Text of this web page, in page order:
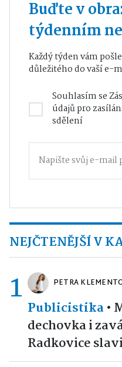
Buďte v
týdenním
Každý týden vám
důležitého do vaší e-
Souhlasím se
údajůpro
sdělení
NEJČTENĚJŠÍ V
1 PETRA
Publicistika•
dechovka i
Radkovice